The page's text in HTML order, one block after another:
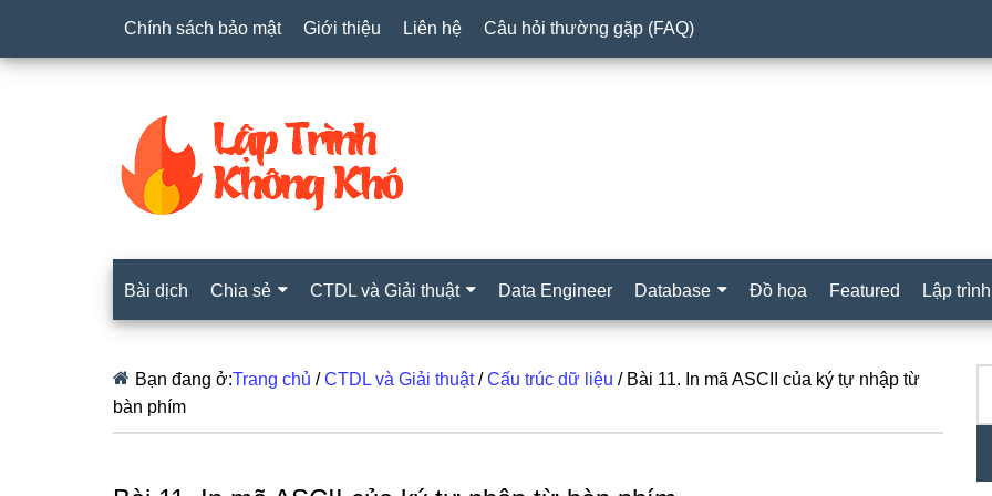
Chính sách bảo mật Giới thiệu Liên hệ Câu hỏi thường gặp (FAQ)
Bài dịch Chia sẻ CTDL và Giải thuật Data Engineer Database Đồ họa Featured Lập trình
Bạn đang ở:Trang chủ / CTDL và Giải thuật / Cấu trúc dữ liệu /Bài 11. In mã ASCII của ký tự nhập từ
bàn phím